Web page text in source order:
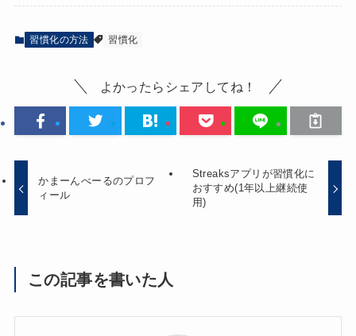
習慣化の方法 習慣化
よかったらシェアしてね！
かまーんべーるのプロフ
ィール
Streaksアプリが習慣化に
おすすめ(1年以上継続使
用)
この記事を書いた人